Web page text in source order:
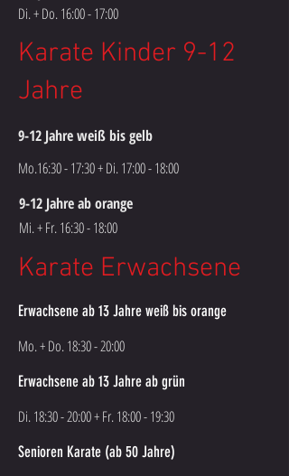
Di. + Do. 16:00 - 17:00
Karate Kinder 9-12
Jahre
9-12 Jahre weiß bis gelb
Mo.16:30 - 17:30 + Di. 17:00 - 18:00
9-12 Jahre ab orange
Mi. + Fr. 16:30 - 18:00
Karate Erwachsene
Erwachsene ab 13 Jahre weiß bis orange
Mo. + Do. 18:30 - 20:00
Erwachsene ab 13 Jahre ab grün
Di. 18:30 - 20:00 + Fr. 18:00 - 19:30
Senioren Karate (ab 50 Jahre)